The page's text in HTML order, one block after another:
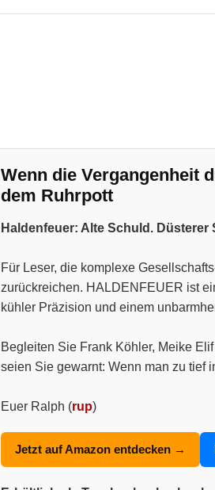
Wenn die Vergangenheit
dem Ruhrpott
Haldenfeuer: Alte Schuld.
Für Leser, die komplexe
zurückreichen. HALDENFEUER ist
kühler Präzision und einem
Begleiten Sie Frank Köhler, Meike
seien Sie gewarnt: Wenn man zu tief
Euer Ralph (rup)
Jetzt auf Amazon entdecken →